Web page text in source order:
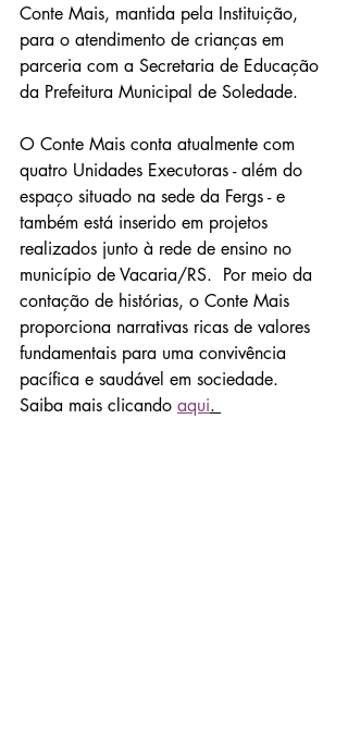
Conte Mais, mantida pela Instituição,
para o atendimento de crianças em
parceria com a Secretaria de Educação
da Prefeitura Municipal de Soledade.
O Conte Mais conta atualmente com
quatro Unidades Executoras - além do
espaço situado na sede da Fergs - e
também está inserido em projetos
realizados junto à rede de ensino no
município de Vacaria/RS.  Por meio da
contação de histórias, o Conte Mais
proporciona narrativas ricas de valores
fundamentais para uma convivência
pacífica e saudável em sociedade.
Saiba mais clicando aqui.